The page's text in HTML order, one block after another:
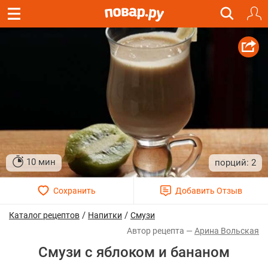
10 мин 2
Каталог рецептов / Напитки / Смузи
Арина Вольская
Смузи с яблоком и бананом